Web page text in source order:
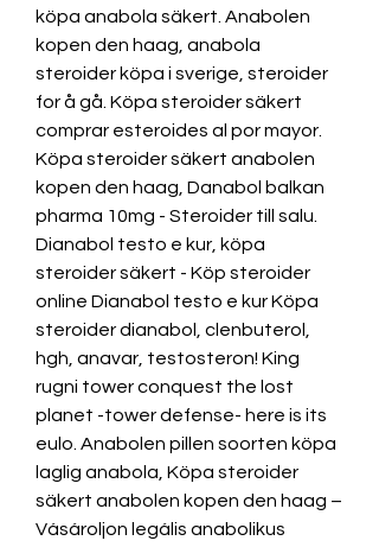
köpa anabola säkert. Anabolen
kopen den haag, anabola
steroider köpa i sverige, steroider
for å gå. Köpa steroider säkert
comprar esteroides al por mayor.
Köpa steroider säkert anabolen
kopen den haag, Danabol balkan
pharma 10mg - Steroider till salu.
Dianabol testo e kur, köpa
steroider säkert - Köp steroider
online Dianabol testo e kur Köpa
steroider dianabol, clenbuterol,
hgh, anavar, testosteron! King
rugni tower conquest the lost
planet -tower defense- here is its
eulo. Anabolen pillen soorten köpa
laglig anabola, Köpa steroider
säkert anabolen kopen den haag –
Vásároljon legális anabolikus